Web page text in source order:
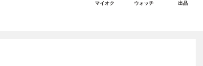
マイオク ウォッチ 出品